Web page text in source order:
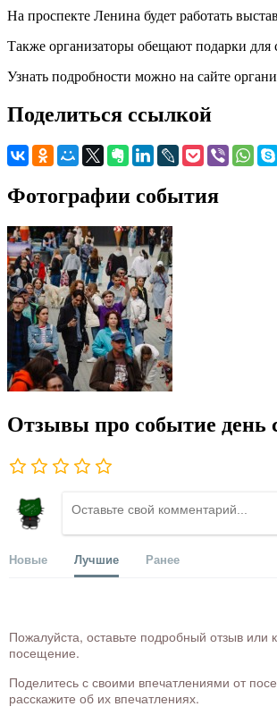
На проспекте Ленина будет работать
Также организаторы обещают подарки
Узнать подробности можно на сайте
Поделиться ссылкой
Фотографии события
Отзывы про событие день
Новые Лучшие Ранее
Пожалуйста, оставьте подробный отзыв
посещение.
Поделитесь с своими впечатлениями от
расскажите об их впечатлениях.